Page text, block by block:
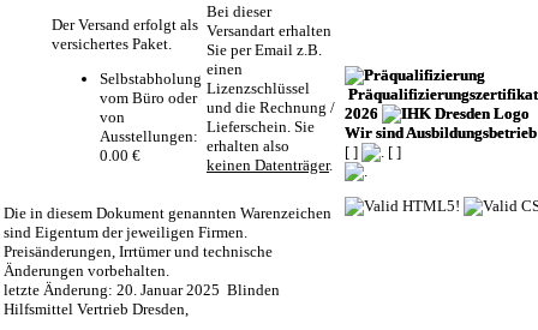
Der Versand erfolgt als
versichertes Paket.
Selbstabholung
vom Büro oder
von
Ausstellungen:
0.00 €
Bei dieser
Versandart erhalten
Sie per Email z.B.
einen
Lizenzschlüssel
und die Rechnung /
Lieferschein. Sie
erhalten also
keinen Datenträger.
Die in diesem Dokument genannten Warenzeichen
sind Eigentum der jeweiligen Firmen.
Preisänderungen, Irrtümer und technische
Änderungen vorbehalten.
letzte Änderung: 20. Januar 2025 Blinden
Hilfsmittel Vertrieb Dresden,
Präqualifizierungszertifikat
2026
Wir sind Ausbildungsbetrieb
[ ] [ ]